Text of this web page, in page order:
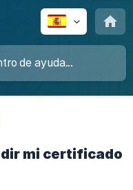
mi certificado